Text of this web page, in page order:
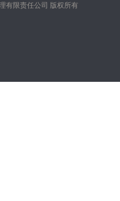
有限责任公司 版权所有